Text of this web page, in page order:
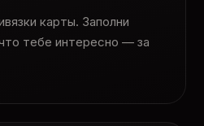
карты. Заполни
тебе интересно — за